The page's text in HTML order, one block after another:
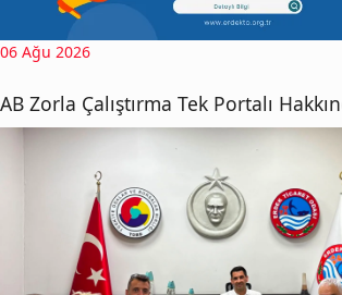
06 Ağu 2026
AB Zorla Çalıştırma Tek Portalı